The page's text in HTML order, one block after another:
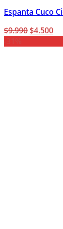
Espanta Cuco
$9.990El
$4.500El